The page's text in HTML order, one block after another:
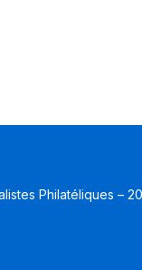
Philatéliques –